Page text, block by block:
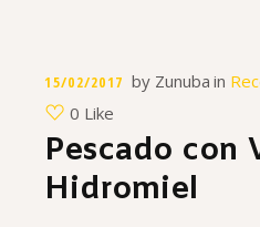
15/02/2017 by Zunuba in
0 Like
Pescado con
Hidromiel